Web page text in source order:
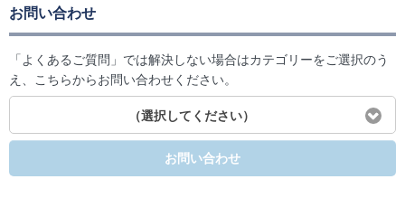
お問い合わせ
「よくあるご質問」では解決しない場合はカテゴリーをご選択のう
え、こちらからお問い合わせください。
（選択してください）
お問い合わせ